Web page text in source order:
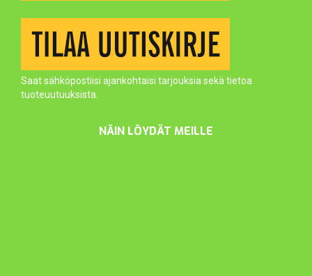
Saat sähköpostiisi ajankohtaisi tarjouksia sekä tietoa
tuoteuutuuksista.
NÄIN LÖYDÄT MEILLE